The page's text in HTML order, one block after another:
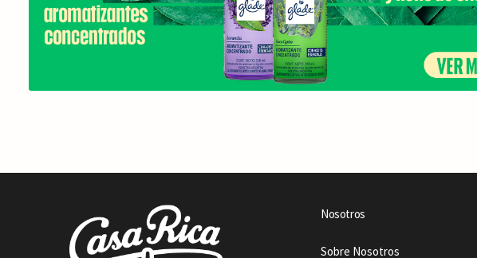
Nosotros
Sobre Nosotros